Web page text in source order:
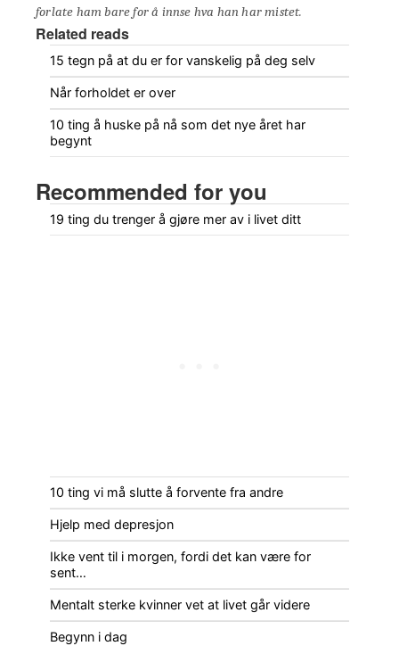
forlate ham bare for å innse hva han har mistet.
Related reads
15 tegn på at du er for vanskelig på deg selv
Når forholdet er over
10 ting å huske på nå som det nye året har
begynt
Recommended for you
19 ting du trenger å gjøre mer av i livet ditt
10 ting vi må slutte å forvente fra andre
Hjelp med depresjon
Ikke vent til i morgen, fordi det kan være for
sent…
Mentalt sterke kvinner vet at livet går videre
Begynn i dag